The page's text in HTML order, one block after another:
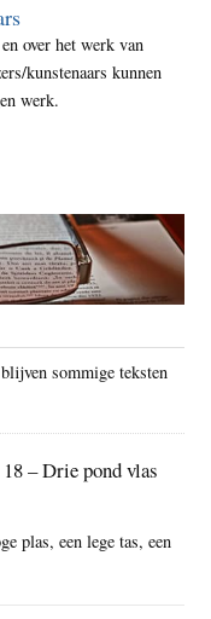
over het werk van
kunstenaars kunnen
werk.
sommige teksten
– Drie pond vlas
plas, een lege tas, een